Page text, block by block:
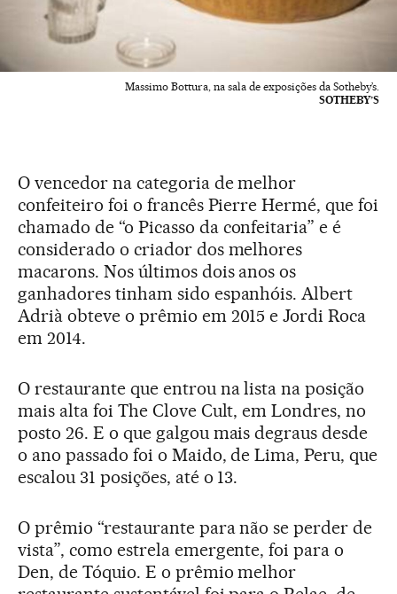
Massimo Bottura, na sala de exposições da Sotheby’s.
SOTHEBY’S
O vencedor na categoria de melhor
confeiteiro foi o francês Pierre Hermé, que foi
chamado de “o Picasso da confeitaria” e é
considerado o criador dos melhores
macarons. Nos últimos dois anos os
ganhadores tinham sido espanhóis. Albert
Adrià obteve o prêmio em 2015 e Jordi Roca
em 2014.
O restaurante que entrou na lista na posição
mais alta foi The Clove Cult, em Londres, no
posto 26. E o que galgou mais degraus desde
o ano passado foi o Maido, de Lima, Peru, que
escalou 31 posições, até o 13.
O prêmio “restaurante para não se perder de
vista”, como estrela emergente, foi para o
Den, de Tóquio. E o prêmio melhor